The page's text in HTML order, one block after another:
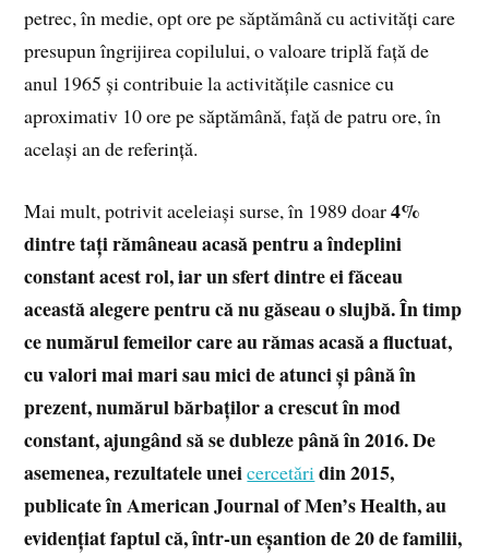
petrec, în medie, opt ore pe săptămână cu activități care
presupun îngrijirea copilului, o valoare triplă față de
anul 1965 și contribuie la activitățile casnice cu
aproximativ 10 ore pe săptămână, față de patru ore, în
același an de referință.
Mai mult, potrivit aceleiași surse, în 1989 doar4%
dintre tați rămâneau acasă pentru a îndeplini
constant acest rol, iar un sfert dintre ei făceau
această alegere pentru că nu găseau o slujbă. În timp
ce numărul femeilor care au rămas acasă a fluctuat,
cu valori mai mari sau mici de atunci și până în
prezent, numărul bărbaților a crescut în mod
constant, ajungând să se dubleze până în 2016. De
asemenea, rezultatele uneicercetăridin 2015,
publicate în American Journal of Men’s Health, au
evidențiat faptul că, într-un eșantion de 20 de familii,